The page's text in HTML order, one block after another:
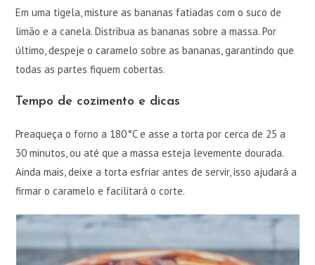
Em uma tigela, misture as bananas fatiadas com o suco de
limão e a canela. Distribua as bananas sobre a massa. Por
último, despeje o caramelo sobre as bananas, garantindo que
todas as partes fiquem cobertas.
Tempo de cozimento e dicas
Preaqueça o forno a 180 °C e asse a torta por cerca de 25 a
30 minutos, ou até que a massa esteja levemente dourada.
Ainda mais, deixe a torta esfriar antes de servir, isso ajudará a
firmar o caramelo e facilitará o corte.